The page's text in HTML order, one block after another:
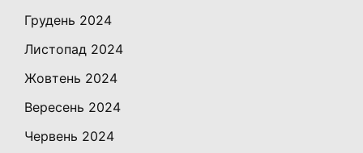
Грудень 2024
Листопад 2024
Жовтень 2024
Вересень 2024
Червень 2024